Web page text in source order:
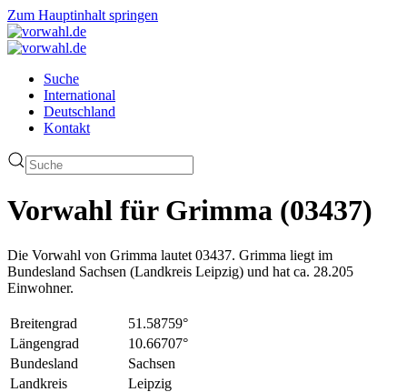
Zum Hauptinhalt springen
Suche
International
Deutschland
Kontakt
Vorwahl für Grimma (03437)
Die Vorwahl von Grimma lautet 03437. Grimma liegt im
Bundesland Sachsen (Landkreis Leipzig) und hat ca. 28.205
Einwohner.
Breitengrad
51.58759°
Längengrad
10.66707°
Bundesland
Sachsen
Landkreis
Leipzig